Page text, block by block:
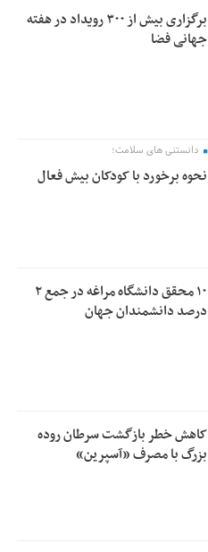
برگزاری بیش از ۳۰۰ رویداد در هفته
جهانی فضا
دانستنی های سلامت؛
نحوه برخورد با کودکان بیش فعال
۱۰ محقق دانشگاه مراغه در جمع ۲
درصد دانشمندان جهان
کاهش خطر بازگشت سرطان روده
بزرگ با مصرف «آسپرین»